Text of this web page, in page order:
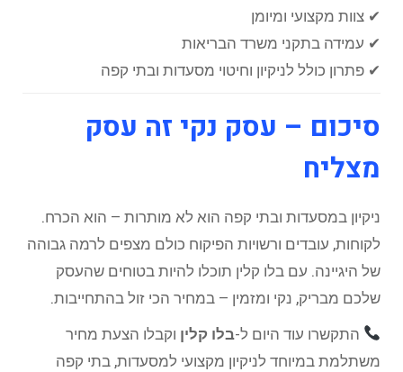
✔ צוות מקצועי ומיומן
✔ עמידה בתקני משרד הבריאות
✔ פתרון כולל לניקיון וחיטוי מסעדות ובתי קפה
סיכום – עסק נקי זה עסק
מצליח
ניקיון במסעדות ובתי קפה הוא לא מותרות – הוא הכרח.
לקוחות, עובדים ורשויות הפיקוח כולם מצפים לרמה גבוהה
של היגיינה. עם בלו קלין תוכלו להיות בטוחים שהעסק
שלכם מבריק, נקי ומזמין – במחיר הכי זול בהתחייבות.
התקשרו עוד היום ל-בלו קלין וקבלו הצעת מחיר
משתלמת במיוחד לניקיון מקצועי למסעדות, בתי קפה